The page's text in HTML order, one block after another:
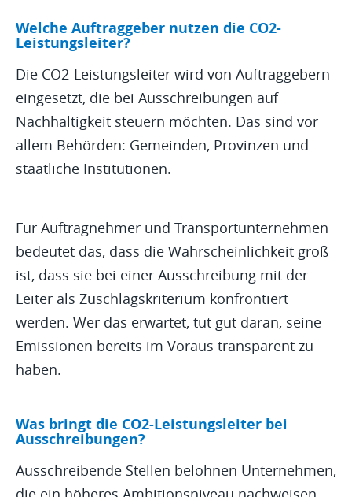
Welche Auftraggeber nutzen die CO2-
Leistungsleiter?
Die CO2-Leistungsleiter wird von Auftraggebern
eingesetzt, die bei Ausschreibungen auf
Nachhaltigkeit steuern möchten. Das sind vor
allem Behörden: Gemeinden, Provinzen und
staatliche Institutionen.
Für Auftragnehmer und Transportunternehmen
bedeutet das, dass die Wahrscheinlichkeit groß
ist, dass sie bei einer Ausschreibung mit der
Leiter als Zuschlagskriterium konfrontiert
werden. Wer das erwartet, tut gut daran, seine
Emissionen bereits im Voraus transparent zu
haben.
Was bringt die CO2-Leistungsleiter bei
Ausschreibungen?
Ausschreibende Stellen belohnen Unternehmen,